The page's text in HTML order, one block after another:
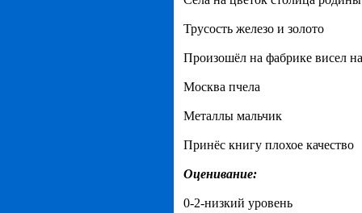
Трусость железо и золото
Произошёл на фабрике висел
Москва пчела
Металлы мальчик
Принёс книгу плохое качество
Оценивание:
0-2-низкий уровень